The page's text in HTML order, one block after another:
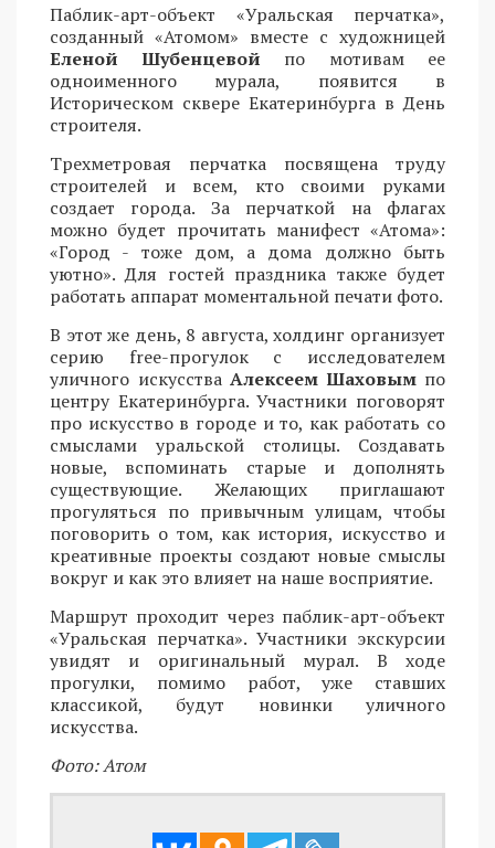
Паблик-арт-объект «Уральская перчатка»,
созданный «Атомом» вместе с художницей
Еленой Шубенцевой по мотивам ее
одноименного мурала, появится в
Историческом сквере Екатеринбурга в День
строителя.
Трехметровая перчатка посвящена труду
строителей и всем, кто своими руками
создает города. За перчаткой на флагах
можно будет прочитать манифест «Атома»:
«Город - тоже дом, а дома должно быть
уютно». Для гостей праздника также будет
работать аппарат моментальной печати фото.
В этот же день, 8 августа, холдинг организует
серию free-прогулок с исследователем
уличного искусства Алексеем Шаховым по
центру Екатеринбурга. Участники поговорят
про искусство в городе и то, как работать со
смыслами уральской столицы. Создавать
новые, вспоминать старые и дополнять
существующие. Желающих приглашают
прогуляться по привычным улицам, чтобы
поговорить о том, как история, искусство и
креативные проекты создают новые смыслы
вокруг и как это влияет на наше восприятие.
Маршрут проходит через паблик-арт-объект
«Уральская перчатка». Участники экскурсии
увидят и оригинальный мурал. В ходе
прогулки, помимо работ, уже ставших
классикой, будут новинки уличного
искусства.
Фото: Атом